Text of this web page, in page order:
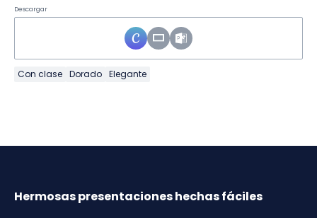
Descargar
Con clase Dorado Elegante
Hermosas presentaciones hechas fáciles